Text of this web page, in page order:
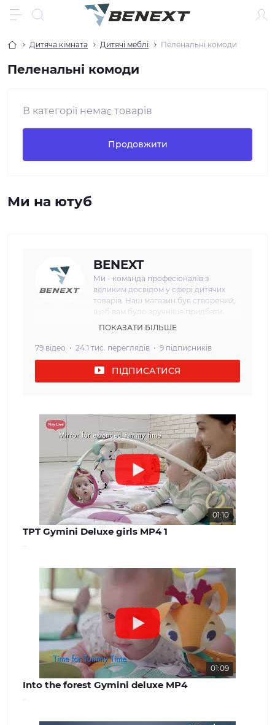
Дитяча кімната Дитячі меблі Пеленальні комоди
Пеленальні комоди
В категорії немає товарів
Продовжити
Ми на ютуб
BENEXT
Ми - команда професіоналів з
великим досвідом у сфері дитячих
товарів. Наш магазин був створений,
щоб вам було зручніше придбати
життя. Наша мета: Ми прагнемо
забезпечити наших клієнтів
найвищою якістю та безпекою
дитячих товарів. Кожен товар, який
ми пропонуємо, проходить сувору
магазині ви знайдете широкий вибір
дитячих товарів, які задовольнять
потреби дітей різного віку. Від
комфортних та затишних колясок і
автокрісел до взуття та одягу для
дітей різного віку. Ми прагнемо
забезпечити нашим клієнтам
максимальний вибір і можливість
знайти все, що необхідно для
молодої сім'ї. Наші цінності: Ми
вважаємо, що довіра і задоволення
консультацію та вирішити будь-які
питання, що виникають. Наш сайт -
benext.com.ua
ПОКАЗАТИ БІЛЬШЕ
79 відео 24.1 тис. переглядів 9 підписників
ПІДПИСАТИСЯ
01:10
TPT Gymini Deluxe girls MP4 1
01:09
Into the forest Gymini deluxe MP4